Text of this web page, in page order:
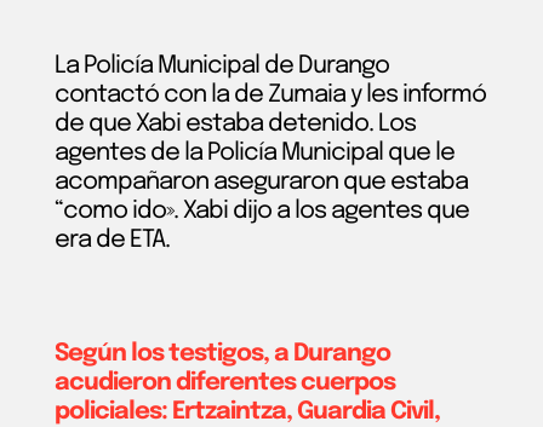
La Policía Municipal de Durango
contactó con la de Zumaia y les informó
de que Xabi estaba detenido. Los
agentes de la Policía Municipal que le
acompañaron aseguraron que estaba
“como ido». Xabi dijo a los agentes que
era de ETA.
Según los testigos, a Durango
acudieron diferentes cuerpos
policiales: Ertzaintza, Guardia Civil,